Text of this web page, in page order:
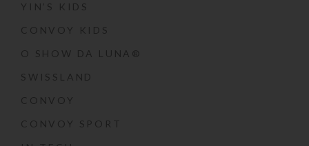
YIN’S KIDS
CONVOY KIDS
O SHOW DA LUNA®
SWISSLAND
CONVOY
CONVOY SPORT